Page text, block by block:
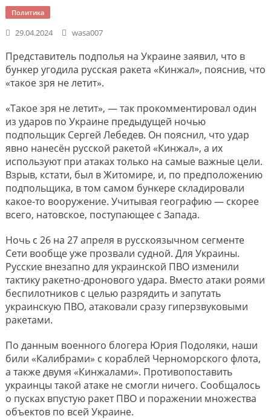
Политика
29.04.2024 wasa007
Представитель подполья на Украине заявил, что в
бункер угодила русская ракета «Кинжал», пояснив, что
«такое зря не летит».
«Такое зря не летит», — так прокомментировал один
из ударов по Украине предыдущей ночью
подпольщик Сергей Лебедев. Он пояснил, что удар
явно нанесён русской ракетой «Кинжал», а их
используют при атаках только на самые важные цели.
Взрыв, кстати, был в Житомире, и, по предположению
подпольщика, в том самом бункере складировали
какое-то вооружение. Учитывая географию — скорее
всего, натовское, поступающее с Запада.
Ночь с 26 на 27 апреля в русскоязычном сегменте
Сети вообще уже прозвали судной. Для Украины.
Русские внезапно для украинской ПВО изменили
тактику ракетно-дронового удара. Вместо атаки роями
беспилотников с целью разрядить и запутать
украинскую ПВО, атаковали сразу гиперзвуковыми
ракетами.
По данным военного блогера Юрия Подоляки, наши
били «Калибрами» с кораблей Черноморского флота,
а также двумя «Кинжалами». Противопоставить
украинцы такой атаке не смогли ничего. Сообщалось
о пусках впустую ракет ПВО и поражении множества
объектов по всей Украине.